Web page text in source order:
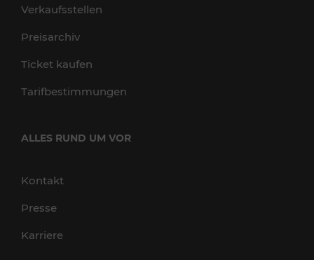
Verkaufsstellen
Preisarchiv
Ticket kaufen
Tarifbestimmungen
ALLES RUND UM VOR
Kontakt
Presse
Karriere